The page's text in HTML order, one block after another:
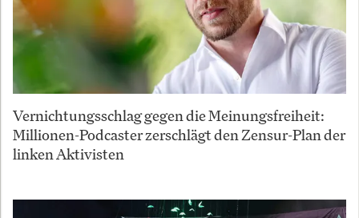
Vernichtungsschlag gegen die Meinungsfreiheit:
Millionen-Podcaster zerschlägt den Zensur-Plan der
linken Aktivisten